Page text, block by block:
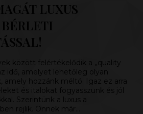
LUXUS
között felértékelődik a „quality
idő, amelyet lehetőleg olyan
amely hozzánk méltó. Igaz ez arra
és italokat fogyasszunk és jól
Szerintünk a luxus a
rejlik. Önnek már…